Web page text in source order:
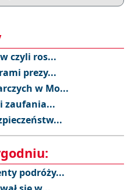
czyli ros...
prezy...
w Mo...
zaufania...
podróży...